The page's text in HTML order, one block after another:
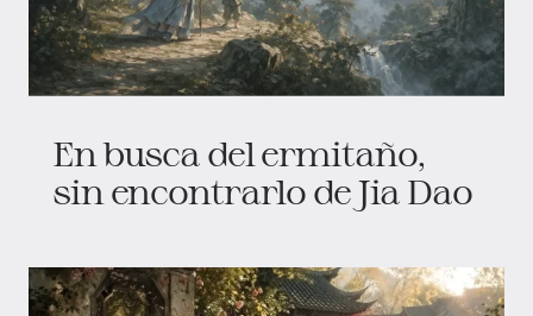
En busca del ermitaño,
sin encontrarlo de Jia Dao